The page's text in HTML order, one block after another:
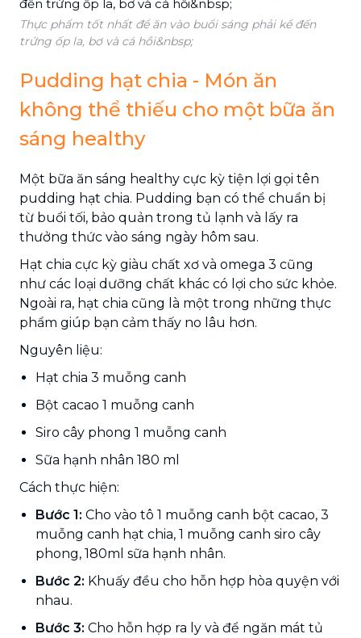
Thực phẩm tốt nhất để ăn vào buổi sáng phải kể đến
trứng ốp la, bơ và cá hồi&nbsp;
Pudding hạt chia - Món ăn
không thể thiếu cho một bữa ăn
sáng healthy
Một bữa ăn sáng healthy cực kỳ tiện lợi gọi tên
pudding hạt chia. Pudding bạn có thể chuẩn bị
từ buổi tối, bảo quản trong tủ lạnh và lấy ra
thưởng thức vào sáng ngày hôm sau.
Hạt chia cực kỳ giàu chất xơ và omega 3 cũng
như các loại dưỡng chất khác có lợi cho sức khỏe.
Ngoài ra, hạt chia cũng là một trong những thực
phẩm giúp bạn cảm thấy no lâu hơn.
Nguyên liệu:
Hạt chia 3 muỗng canh
Bột cacao 1 muỗng canh
Siro cây phong 1 muỗng canh
Sữa hạnh nhân 180 ml
Cách thực hiện:
Bước 1: Cho vào tô 1 muỗng canh bột cacao, 3
muỗng canh hạt chia, 1 muỗng canh siro cây
phong, 180ml sữa hạnh nhân.
Bước 2: Khuấy đều cho hỗn hợp hòa quyện với
nhau.
Bước 3: Cho hỗn hợp ra ly và để ngăn mát tủ